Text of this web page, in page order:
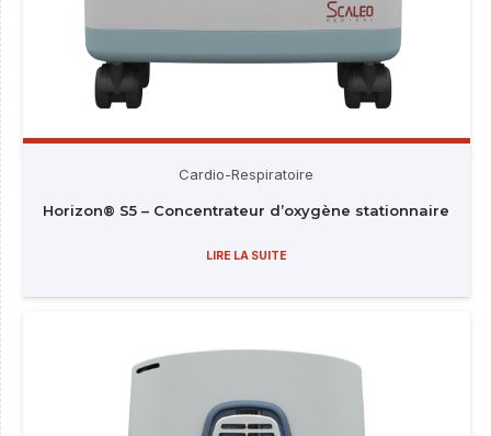
Cardio-Respiratoire
Horizon® S5 – Concentrateur d’oxygène stationnaire
LIRE LA SUITE